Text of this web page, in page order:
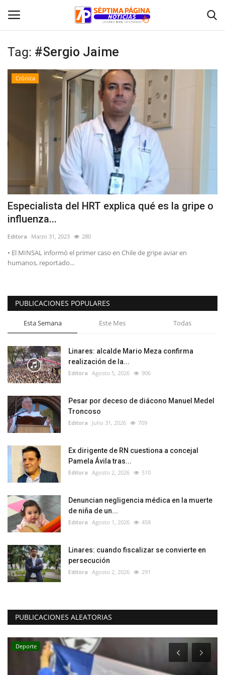
Inicio
Tribunales
Deporte
Política
Espectáculos
Tag: #Sergio Jaime
Crónica
Especialista del HRT explica qué es la gripe o
influenza...
Editora Marzo 31, 2023 280
• El MINSAL informó el primer caso en Chile de gripe aviar en
humanos, reportado...
PUBLICACIONES POPULARES
Esta Semana Este Mes Todas
Linares: alcalde Mario Meza confirma
realización de la...
Editora Agosto 5, 2026 906
Pesar por deceso de diácono Manuel Medel
Troncoso
Editora Julio 31, 2026 709
Ex dirigente de RN cuestiona a concejal
Pamela Ávila tras...
Editora Agosto 2, 2026 510
Denuncian negligencia médica en la muerte
de niña de un...
Editora Agosto 1, 2026 458
Linares: cuando fiscalizar se convierte en
persecución
Editora Agosto 2, 2026 291
PUBLICACIONES ALEATORIAS
Deporte